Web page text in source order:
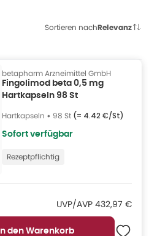
Sortieren nachRelevanz
betapharm Arzneimittel GmbH
Fingolimod beta 0,5 mg
Hartkapseln 98 St
Hartkapseln • 98 St (= 4.42 €/St)
Sofort verfügbar
Rezeptpflichtig
UVP/AVP UVP/AVP:
432,97 €
In den Warenkorb